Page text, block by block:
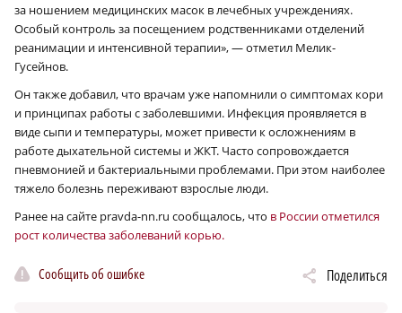
за ношением медицинских масок в лечебных учреждениях.
Особый контроль за посещением родственниками отделений
реанимации и интенсивной терапии», — отметил Мелик-
Гусейнов.
Он также добавил, что врачам уже напомнили о симптомах кори
и принципах работы с заболевшими. Инфекция проявляется в
виде сыпи и температуры, может привести к осложнениям в
работе дыхательной системы и ЖКТ. Часто сопровождается
пневмонией и бактериальными проблемами. При этом наиболее
тяжело болезнь переживают взрослые люди.
Ранее на сайте pravda-nn.ru сообщалось, что в России отметился
рост количества заболеваний корью.
Сообщить об ошибке Поделиться